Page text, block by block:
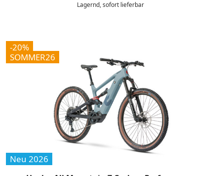
Lagernd, sofort lieferbar
-20%
SOMMER26
Neu 2026